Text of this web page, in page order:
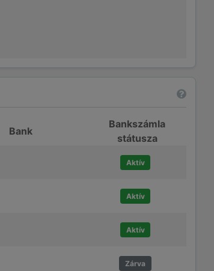
Bank
Bankszámla
státusza
Aktív
Aktív
Aktív
Zárva